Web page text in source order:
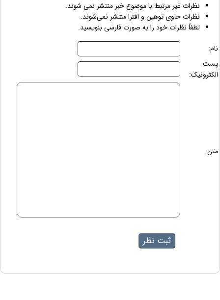
نظرات غیر مرتبط با موضوع خبر منتشر نمی شوند.
نظرات حاوی توهین و افترا منتشر نمی‌شوند.
لطفاً نظرات خود را به صورت فارسی بنویسید.
نام:
پست
الکترونیک:
متن: